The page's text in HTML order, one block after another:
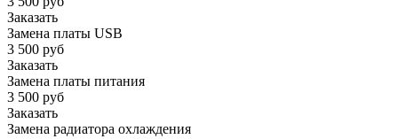
Заказать
Замена платы USB
3 500 руб
Заказать
Замена платы питания
3 500 руб
Заказать
Замена радиатора охлаждения